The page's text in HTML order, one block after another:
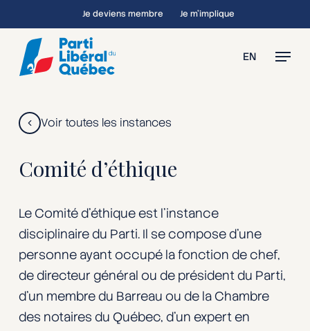
to
main
content
Je deviens membre Je m’implique
EN Menu
Voir toutes les instances
Comité d’éthique
Le Comité d’éthique est l’instance
disciplinaire du Parti. Il se compose d’une
personne ayant occupé la fonction de chef,
de directeur général ou de président du Parti,
d’un membre du Barreau ou de la Chambre
des notaires du Québec, d’un expert en